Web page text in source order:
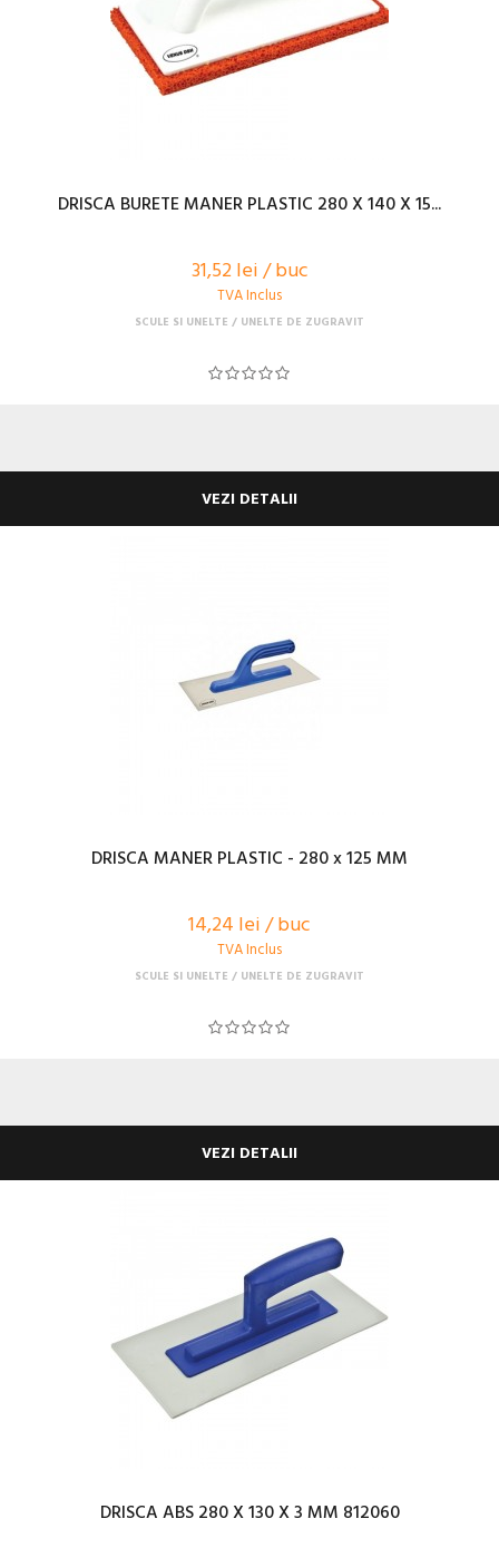
DRISCA BURETE MANER PLASTIC 280 X 140 X 15...
31,52 lei / buc
TVA Inclus
SCULE SI UNELTE UNELTE DE ZUGRAVIT
VEZI DETALII
DRISCA MANER PLASTIC - 280 x 125 MM
14,24 lei / buc
TVA Inclus
SCULE SI UNELTE UNELTE DE ZUGRAVIT
VEZI DETALII
DRISCA ABS 280 X 130 X 3 MM 812060